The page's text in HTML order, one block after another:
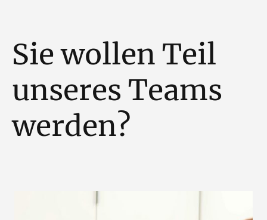
Sie wollen Teil
unseres Teams
werden?